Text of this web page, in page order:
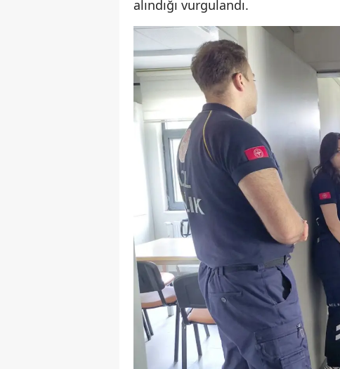
alındığı vurgulandı.